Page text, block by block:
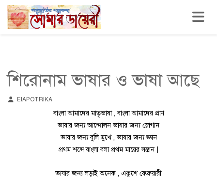
Toggle
শিরোনাম ভাষার ও ভাষা আছে
EIAPOTRIKA
বাংলা আমাদের মাতৃভাষা , বাংলা আমাদের প্রাণ
ভাষার জন্য আন্দোলন ভাষার জন্য স্লোগান
ভাষার জন্য বুলি মুখে , ভাষার জন্য জ্ঞান
প্রথম শব্দে বাংলা বলা প্রথম মায়ের সন্তান |
ভাষার জন্য লড়াই অনেক , একুশে ফেব্রুয়ারী